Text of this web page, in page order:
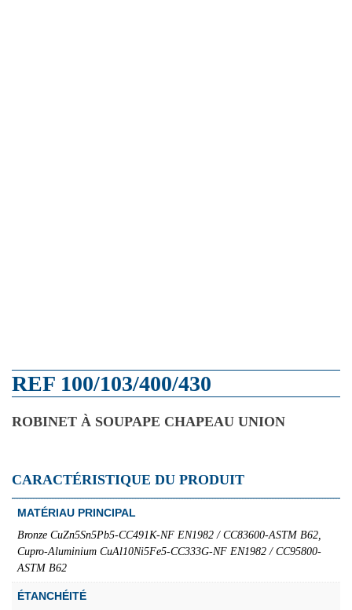
REF 100/103/400/430
ROBINET À SOUPAPE CHAPEAU UNION
CARACTÉRISTIQUE DU PRODUIT
MATÉRIAU PRINCIPAL
Bronze CuZn5Sn5Pb5-CC491K-NF EN1982 / CC83600-ASTM B62,
Cupro-Aluminium CuAl10Ni5Fe5-CC333G-NF EN1982 / CC95800-
ASTM B62
ÉTANCHÉITÉ